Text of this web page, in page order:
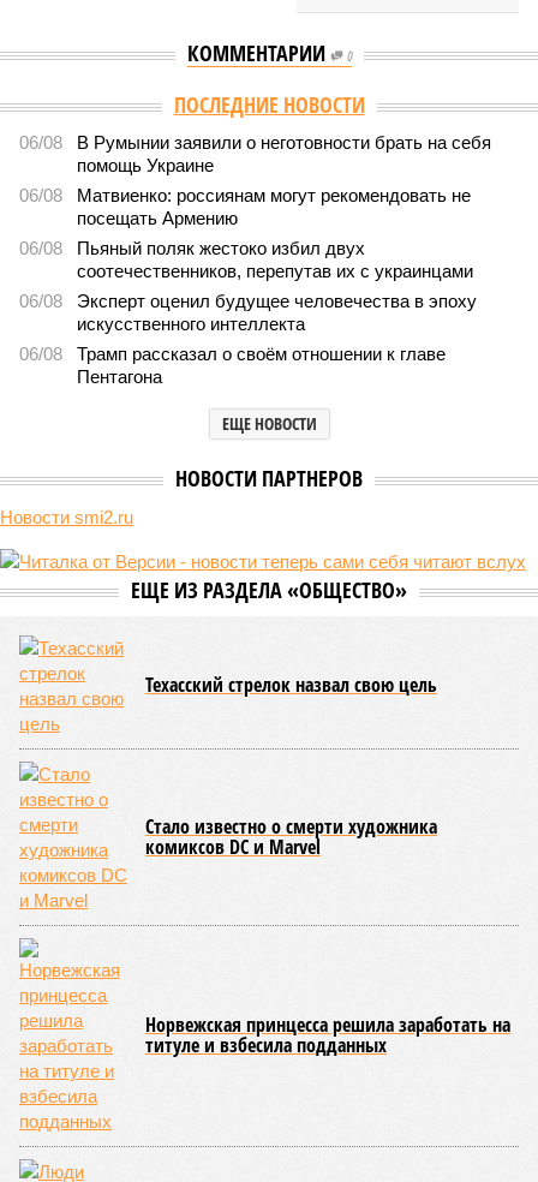
КОММЕНТАРИИ 0
Версия //Общество //
Мы могли бы жить сотни лет, но этого никогда не
Мы могли бы жить сотни лет, но этого никогда не будет
Возраст бессмертия
Мы могли бы жить сотни лет, но этого никогда не будет (фото: Deep
Vision)
Как бы мы ни старались, достигнуть бессмертия у человека не
получится никогда, даже при самых совершенных технологиях и
самой совершенной медицине. Точку в многолетних дебатах о
долголетии поставило новое исследование российских учёных: в
возраст практически вряд ли достижим – во всём виноваты
мутации ДНК.
В 2023 году в статье, опубликованной в научном издании
Cell.com, были описаны 12 признаков старения. К ним
относятся – не пугайтесь учёных терминов – повышенная
вероятность генетических мутаций при делении клетки,
неспособность контролировать выработку и поддержание
белков, а также дисфункция митохондрий. Некоторые из
этих признаков обратимы. Во всяком случае, таковы
предположения исследователей. Например, одним из
признаков биологического старения является уменьшение
длины теломер (защитных «колпачков» на концах
хромосом) – такое можно исправить и заодно увеличить
продолжительность жизни.
Но первая и главная проблема, пишет издание Medical
News Today, в соматических мутациях. Это изменения в
генетическом коде любой клетки организма (кроме
сперматозоидов и яйцеклеток), которые являются
неизбежным следствием деления клеток и происходят на
протяжении всей нашей жизни. Иногда они возникают под
воздействием внешних факторов, условно таких как